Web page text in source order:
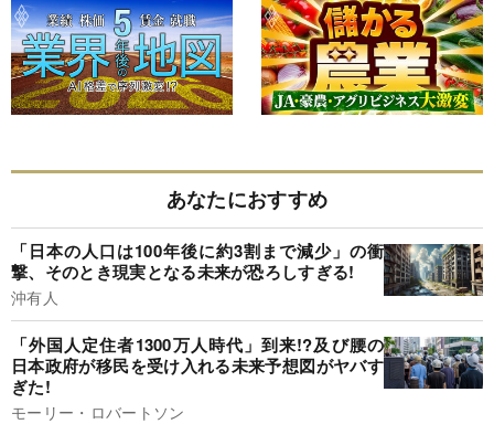
あなたにおすすめ
「日本の人口は100年後に約3割まで減少」の衝
撃、そのとき現実となる未来が恐ろしすぎる!
沖有人
「外国人定住者1300万人時代」到来!?及び腰の
日本政府が移民を受け入れる未来予想図がヤバす
ぎた!
モーリー・ロバートソン